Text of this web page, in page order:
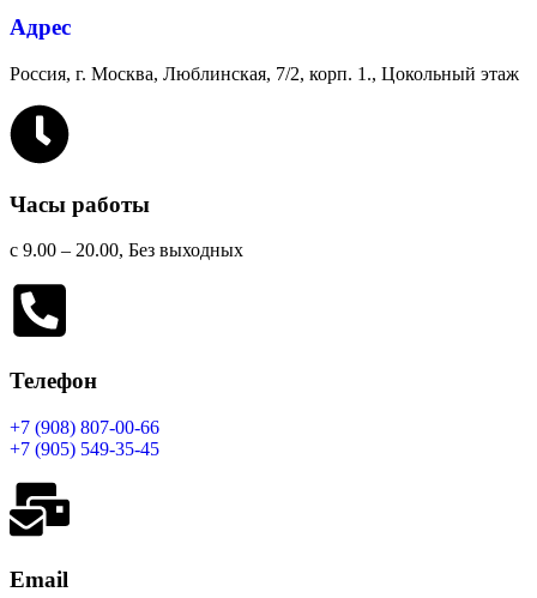
Адрес
Россия, г. Москва, Люблинская, 7/2, корп. 1., Цокольный этаж
Часы работы
с 9.00 – 20.00, Без выходных
Телефон
+7 (908) 807-00-66
+7 (905) 549-35-45
Email